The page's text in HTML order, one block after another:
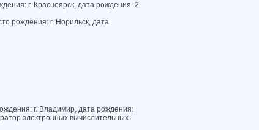
г. Красноярск, дата рождения: 2
рождения: г. Норильск, дата
г. Владимир, дата рождения:
электронных вычислительных